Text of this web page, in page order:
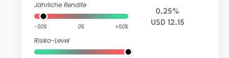
Jährliche Rendite
-50% 0% +50%
Risiko-Level
0.25%
USD 12.15